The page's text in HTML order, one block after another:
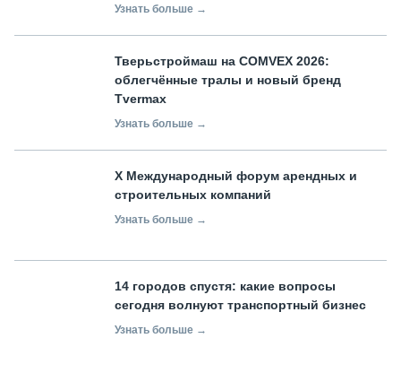
Узнать больше →
Тверьстроймаш на COMVEX 2026:
облегчённые тралы и новый бренд
Tvermax
Узнать больше →
X Международный форум арендных и
строительных компаний
Узнать больше →
14 городов спустя: какие вопросы
сегодня волнуют транспортный бизнес
Узнать больше →